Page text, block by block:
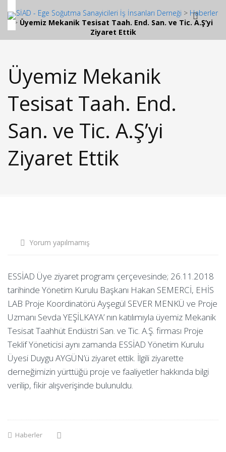
ESSİAD - Ege Soğutma Sanayicileri İş İnsanları Derneği > Haberler
> Üyemiz Mekanik Tesisat Taah. End. San. ve Tic. A.Ş’yi
Ziyaret Ettik
Üyemiz Mekanik
Tesisat Taah. End.
San. ve Tic. A.Ş’yi
Ziyaret Ettik
Yorum yapılmamış
ESSİAD Üye ziyaret programı çerçevesinde; 26.11.2018
tarihinde Yönetim Kurulu Başkanı Hakan SEMERCİ, EHİS
LAB Proje Koordinatörü Ayşegül SEVER MENKÜ ve Proje
Uzmanı Sevda YEŞİLKAYA’ nın katılımıyla üyemiz Mekanik
Tesisat Taahhüt Endüstri San. ve Tic. A.Ş. firması Proje
Teklif Yöneticisi aynı zamanda ESSİAD Yönetim Kurulu
Üyesi Duygu AYGÜN’ü ziyaret ettik. İlgili ziyarette
derneğimizin yürttüğü proje ve faaliyetler hakkında bilgi
verilip, fikir alışverişinde bulunuldu.
Haberler